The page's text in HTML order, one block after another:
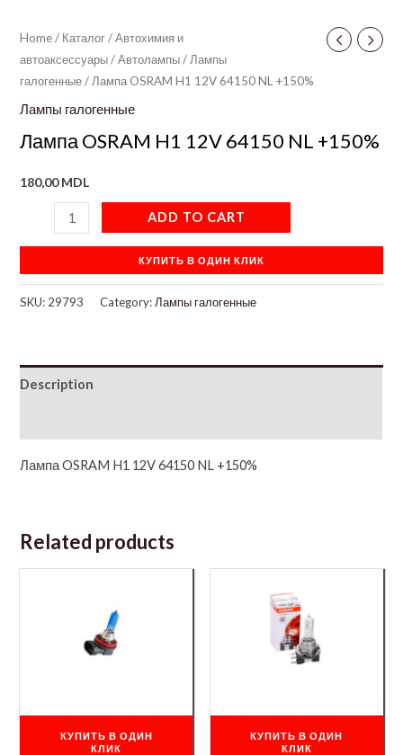
Home/ Каталог/Автохимия и
автоаксессуары/Автолампы/ Лампы
галогенные/ Лампа OSRAM H1 12V 64150 NL +150%
Лампы галогенные
Лампа OSRAM H1 12V 64150 NL +150%
180,00MDL
ADD TO CART
КУПИТЬ В ОДИН КЛИК
SKU: 29793 Category: Лампы галогенные
Description
Лампа OSRAM H1 12V 64150 NL +150%
Related products
КУПИТЬ В ОДИН
КЛИК
КУПИТЬ В ОДИН
КЛИК